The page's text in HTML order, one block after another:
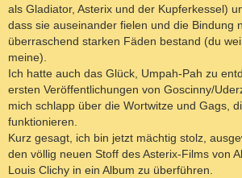
als Gladiator, Asterix und der Kupferkessel)
dass sie auseinander fielen und die Bindung
überraschend starken Fäden bestand (du
meine).
Ich hatte auch das Glück, Umpah-Pah zu
ersten Veröffentlichungen von Goscinny/
mich schlapp über die Wortwitze und Gags,
funktionieren.
Kurz gesagt, ich bin jetzt mächtig stolz,
den völlig neuen Stoff des Asterix-Films von
Louis Clichy in ein Album zu überführen.